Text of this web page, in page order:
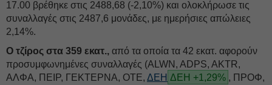
17.00 βρέθηκε στις 2488,68 (-2,10%) και ολοκλήρωσε τις
συναλλαγές στις 2487,6 μονάδες, με ημερήσιες απώλειες
2,14%.
Ο τζίρος στα 359 εκατ., από τα οποία τα 42 εκατ. αφορούν
προσυμφωνημένες συναλλαγές (ALWN, ADPS, AKTR,
ΑΛΦΑ, ΠΕΙΡ, ΓΕΚΤΕΡΝΑ, ΟΤΕ, ΔΕΗ ΔΕΗ +1,29% , ΠΡΟΦ,